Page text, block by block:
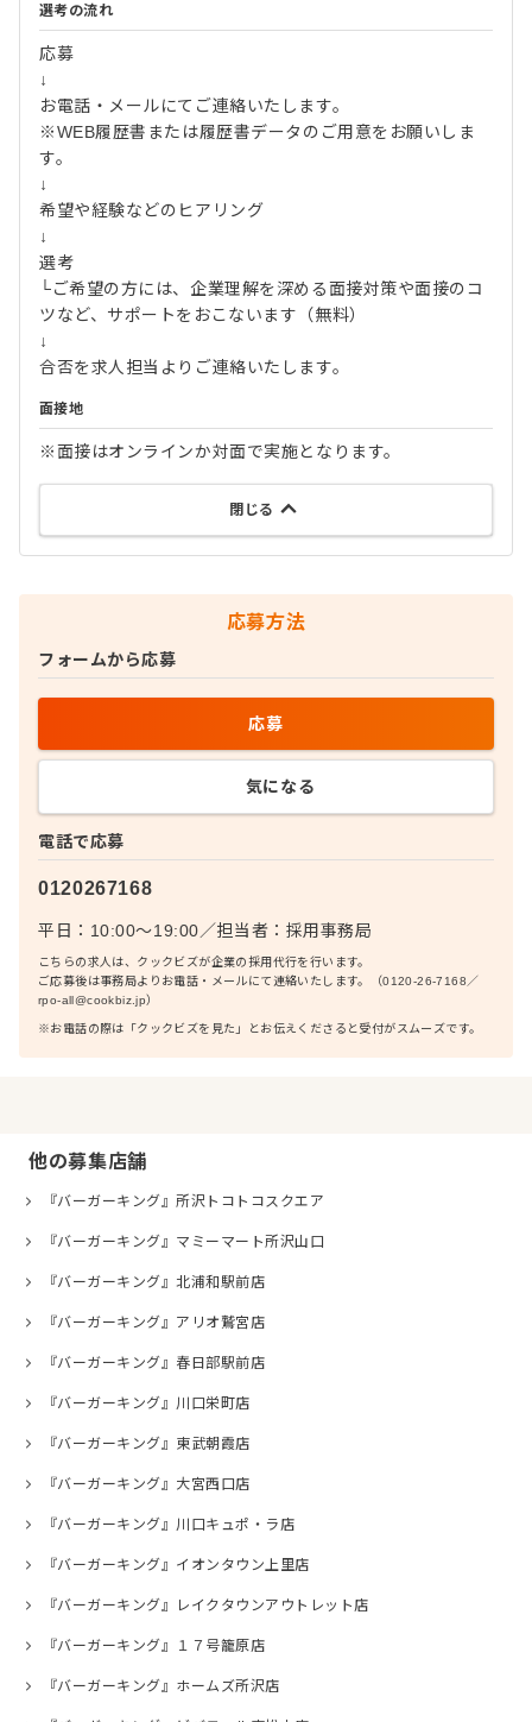
選考の流れ
応募
↓
お電話・メールにてご連絡いたします。
※WEB履歴書または履歴書データのご用意をお願いしま
す。
↓
希望や経験などのヒアリング
↓
選考
└ご希望の方には、企業理解を深める面接対策や面接のコ
ツなど、サポートをおこないます（無料）
↓
合否を求人担当よりご連絡いたします。
面接地
※面接はオンラインか対面で実施となります。
閉じる
応募方法
電話で応募
0120267168
平日：10:00〜19:00／担当者： 採用事務局
こちらの求人は、クックビズが企業の採用代行を行います。
ご応募後は事務局よりお電話・メールにて連絡いたします。（0120-26-7168／
rpo-all@cookbiz.jp）
※お電話の際は「クックビズを見た」とお伝えくださると受付がスムーズです。
フォームから応募
応募
気になる
他の募集店舗
『バーガーキング』所沢トコトコスクエア
『バーガーキング』マミーマート所沢山口
『バーガーキング』北浦和駅前店
『バーガーキング』アリオ鷲宮店
『バーガーキング』春日部駅前店
『バーガーキング』川口栄町店
『バーガーキング』東武朝霞店
『バーガーキング』大宮西口店
『バーガーキング』川口キュポ・ラ店
『バーガーキング』イオンタウン上里店
『バーガーキング』レイクタウンアウトレット店
『バーガーキング』１７号籠原店
『バーガーキング』ホームズ所沢店